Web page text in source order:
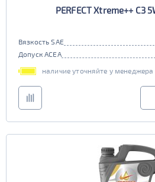
PERFECT Xtreme++ C3
Вязкость SAE
Допуск ACEA
наличие уточняйте у менеджера